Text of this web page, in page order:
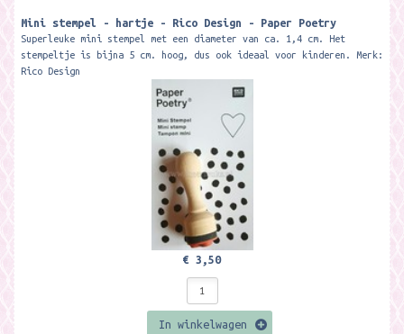
Mini stempel - hartje - Rico Design - Paper Poetry
Superleuke mini stempel met een diameter van ca. 1,4 cm. Het
stempeltje is bijna 5 cm. hoog, dus ook ideaal voor kinderen. Merk:
Rico Design
€ 3,50
In winkelwagen